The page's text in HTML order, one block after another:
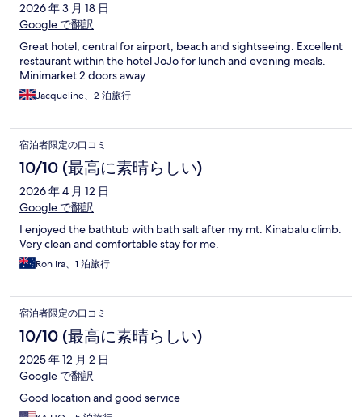
2026 年 3 月 18 日
Google で翻訳
Great hotel, central for airport, beach and sightseeing. Excellent
restaurant within the hotel JoJo for lunch and evening meals.
Minimarket 2 doors away
Jacqueline、2 泊旅行
宿泊者限定の口コミ
10/10 (最高に素晴らしい)
2026 年 4 月 12 日
Google で翻訳
I enjoyed the bathtub with bath salt after my mt. Kinabalu climb.
Very clean and comfortable stay for me.
Ron Ira、1 泊旅行
宿泊者限定の口コミ
10/10 (最高に素晴らしい)
2025 年 12 月 2 日
Google で翻訳
Good location and good service